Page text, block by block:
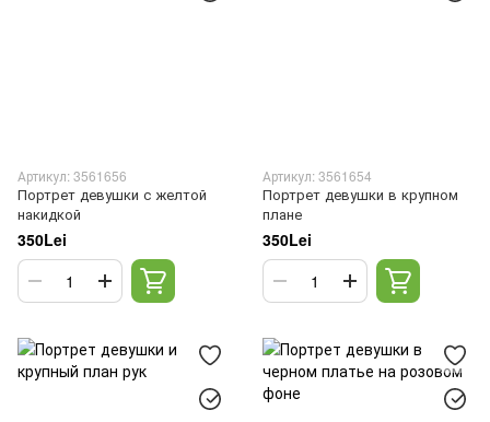
Артикул: 3561656
Портрет девушки с желтой
накидкой
350Lei
Артикул: 3561654
Портрет девушки в крупном
плане
350Lei